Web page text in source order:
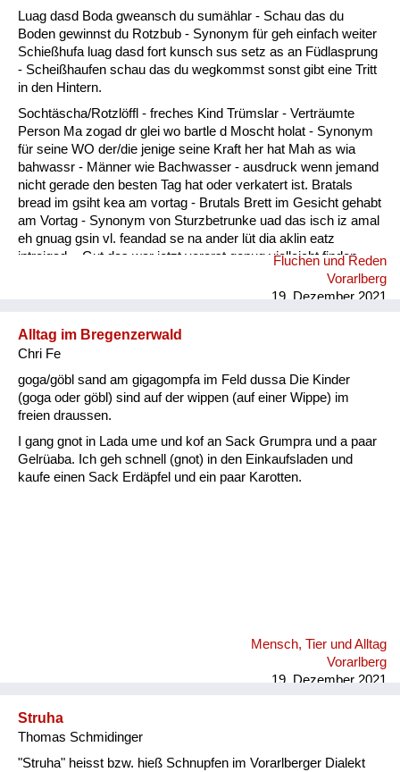
Natur und Landwirtschaft
Fluchen und Reden
Schmankerln und
Kulinarisches
Luag dasd Boda gweansch du sumählar - Schau das du
Boden gewinnst du Rotzbub - Synonym für geh einfach weiter
Schießhufa luag dasd fort kunsch sus setz as an Füdlasprung
- Scheißhaufen schau das du wegkommst sonst gibt eine Tritt
in den Hintern.
Sochtäscha/Rotzlöffl - freches Kind Trümslar - Verträumte
Person Ma zogad dr glei wo bartle d Moscht holat - Synonym
für seine WO der/die jenige seine Kraft her hat Mah as wia
bahwassr - Männer wie Bachwasser - ausdruck wenn jemand
nicht gerade den besten Tag hat oder verkatert ist. Bratals
bread im gsiht kea am vortag - Brutals Brett im Gesicht gehabt
am Vortag - Synonym von Sturzbetrunke uad das isch iz amal
eh gnuag gsin vl. feandad se na ander lüt dia aklin eatz
intreigad. - Gut das war jetzt vorerst genug vielleicht finden
Fluchen und Reden
Vorarlberg
19. Dezember 2021
Alltag im Bregenzerwald
Chri Fe
goga/göbl sand am gigagompfa im Feld dussa Die Kinder
(goga oder göbl) sind auf der wippen (auf einer Wippe) im
freien draussen.
I gang gnot in Lada ume und kof an Sack Grumpra und a paar
Gelrüaba. Ich geh schnell (gnot) in den Einkaufsladen und
kaufe einen Sack Erdäpfel und ein paar Karotten.
Mensch, Tier und Alltag
Vorarlberg
19. Dezember 2021
Struha
Thomas Schmidinger
"Struha" heisst bzw. hieß Schnupfen im Vorarlberger Dialekt